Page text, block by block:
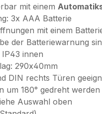
mit einem
3x AAA Batterie
mit einem
der Batteriewarnung
innen
290x40mm
DIN rechts Türen
um 180° gedreht werden
Auswahl oben